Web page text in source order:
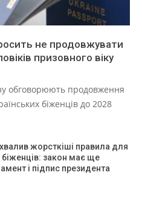
не продовжувати
призовного віку
обговорюють продовження
біженців до 2028
жорсткіші правила для
біженців: закон має ще
і підпис президента